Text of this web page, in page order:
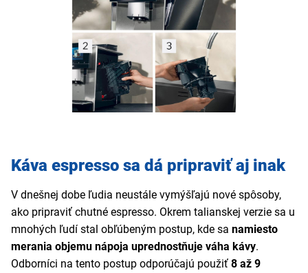
Káva espresso sa dá pripraviť aj inak
V dnešnej dobe ľudia neustále vymýšľajú nové spôsoby,
ako pripraviť chutné espresso. Okrem talianskej verzie sa u
mnohých ľudí stal obľúbeným postup, kde sa namiesto
merania objemu nápoja uprednostňuje váha kávy.
Odborníci na tento postup odporúčajú použiť 8 až 9